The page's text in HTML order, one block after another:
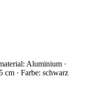
Aluminium ·
· Farbe: schwarz